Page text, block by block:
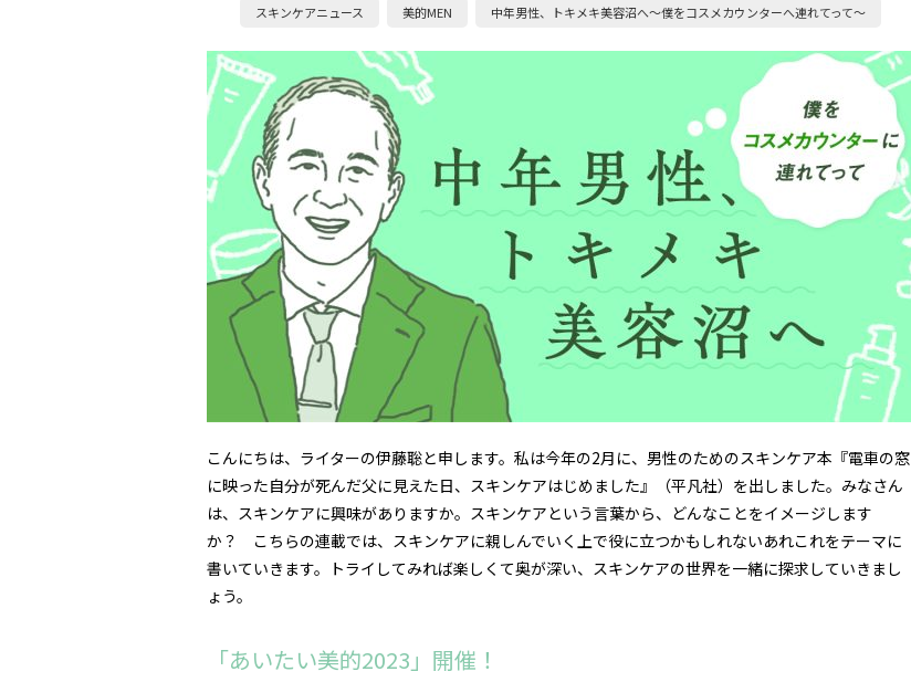
スキンケアニュース 美的MEN 中年男性、トキメキ美容沼へ〜僕をコスメカウンターへ連れてって～
こんにちは、ライターの伊藤聡と申します。私は今年の2月に、男性のためのスキンケア本『電車の窓
に映った自分が死んだ父に見えた日、スキンケアはじめました』（平凡社）を出しました。みなさん
は、スキンケアに興味がありますか。スキンケアという言葉から、どんなことをイメージします
か？ こちらの連載では、スキンケアに親しんでいく上で役に立つかもしれないあれこれをテーマに
書いていきます。トライしてみれば楽しくて奥が深い、スキンケアの世界を一緒に探求していきまし
ょう。
「あいたい美的2023」開催！